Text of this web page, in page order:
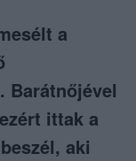
a
Barátnőjével
ittak a
aki